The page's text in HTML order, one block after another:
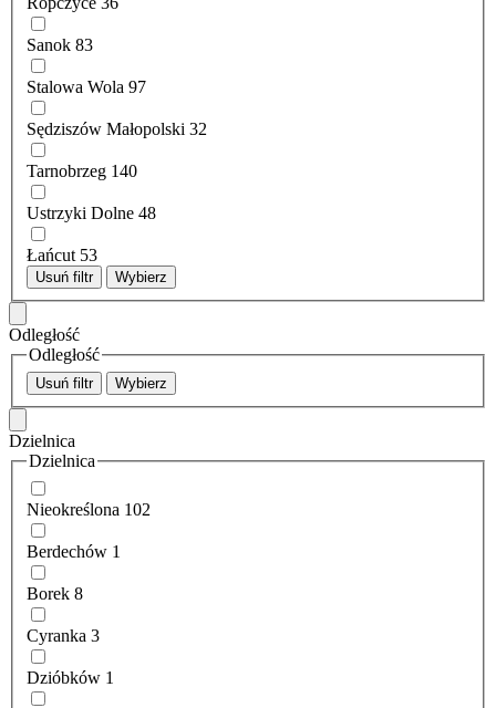
Sanok 83
Stalowa Wola 97
Sędziszów Małopolski 32
Tarnobrzeg 140
Ustrzyki Dolne 48
Łańcut 53
Usuń filtr Wybierz
Odległość
Odległość
Usuń filtr Wybierz
Dzielnica
Dzielnica
Nieokreślona 102
Berdechów 1
Borek 8
Cyranka 3
Dzióbków 1